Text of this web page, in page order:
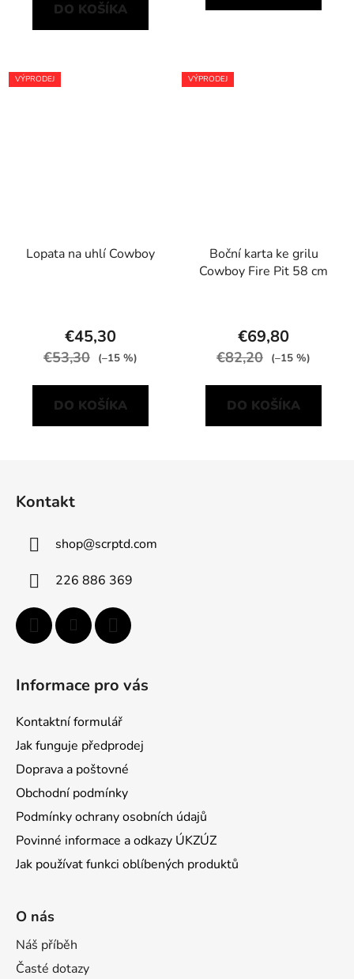
DO KOŠÍKA
VÝPRODEJ
Lopata na uhlí Cowboy
€45,30
€53,30 (–15 %)
DO KOŠÍKA
VÝPRODEJ
Boční karta ke grilu
Cowboy Fire Pit 58 cm
€69,80
€82,20 (–15 %)
DO KOŠÍKA
Kontakt
shop@scrptd.com
226 886 369
Informace pro vás
Kontaktní formulář
Jak funguje předprodej
Doprava a poštovné
Obchodní podmínky
Podmínky ochrany osobních údajů
Povinné informace a odkazy ÚKZÚZ
Jak používat funkci oblíbených produktů
O nás
Náš příběh
Časté dotazy